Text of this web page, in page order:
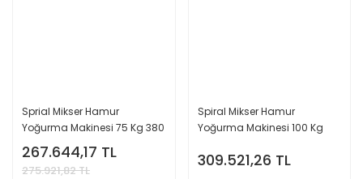
Sprial Mikser Hamur
Yoğurma Makinesi 75 Kg 380
V Çok Fonksiyonlu
267.644,17 TL
275.921,82 TL
Spiral Mikser Hamur
Yoğurma Makinesi 100 Kg
309.521,26 TL